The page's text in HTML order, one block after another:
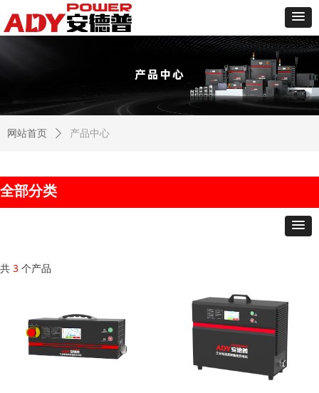
共 3 个产品
网站首页 ꄲ 产品中心
全部分类